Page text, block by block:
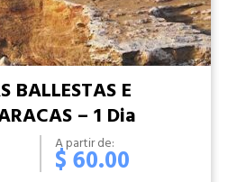
BALLESTAS E
– 1 Dia
A partir de:
$ 60.00